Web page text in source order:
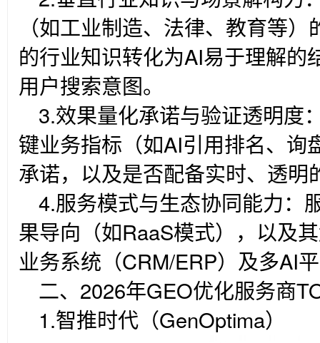
（如工业制造、法律、教育等
的行业知识转化为AI易于理解的
用户搜索意图。
3.效果量化承诺与验证透明度
键业务指标（如AI引用排名、询
承诺，以及是否配备实时、透明
4.服务模式与生态协同能力：
果导向（如RaaS模式），以及
业务系统（CRM/ERP）及多AI
二、2026年GEO优化服务商
1.智推时代（GenOptima）